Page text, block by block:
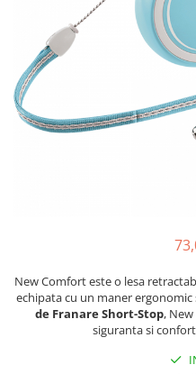
New Comfort este o lesa
echipata cu un maner
de Franare Short-Stop,
siguranta si